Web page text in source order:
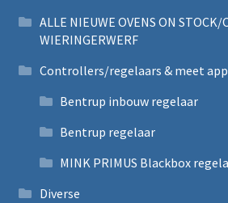
ALLE NIEUWE OVENS ON STOCK/
WIERINGERWERF
Controllers/regelaars & meet
Bentrup inbouw regelaar
Bentrup regelaar
MINK PRIMUS Blackbox
Diverse